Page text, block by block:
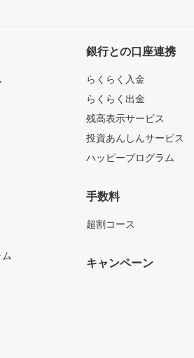
銀行との口座連携
らくらく入金
らくらく出金
残高表示サービス
投資あんしんサービス
ハッピープログラム
手数料
超割コース
キャンペーン